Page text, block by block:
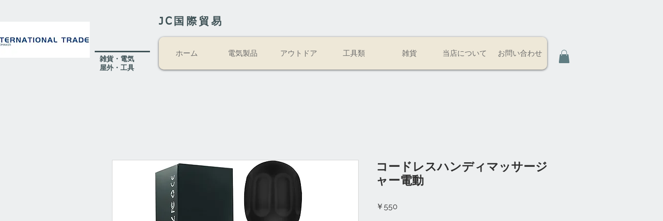
JC国際貿易
​雑貨・電気
​屋外・工具
ホーム 電気製品 アウトドア 工具類 雑貨 当店について お問い合わせ
コードレスハンディマッサージ
ャー電動
￥550